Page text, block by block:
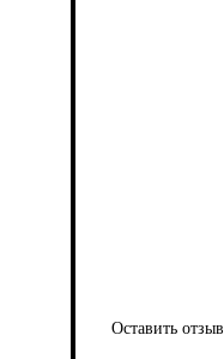
Оставить отзыв